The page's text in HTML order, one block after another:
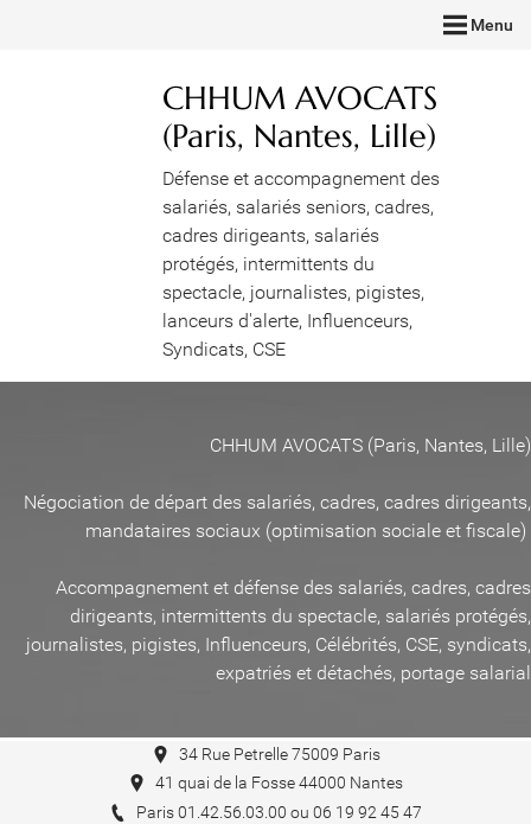
Menu
CHHUM AVOCATS
(Paris, Nantes, Lille)
Défense et accompagnement des
salariés, salariés seniors, cadres,
cadres dirigeants, salariés
protégés, intermittents du
spectacle, journalistes, pigistes,
lanceurs d'alerte, Influenceurs,
Syndicats, CSE
CHHUM AVOCATS (Paris, Nantes, Lille)
Négociation de départ des salariés, cadres, cadres dirigeants,
mandataires sociaux (optimisation sociale et fiscale)
Accompagnement et défense des salariés, cadres, cadres
dirigeants, intermittents du spectacle, salariés protégés,
journalistes, pigistes, Influenceurs, Célébrités, CSE, syndicats,
expatriés et détachés, portage salarial
34 Rue Petrelle 75009 Paris
41 quai de la Fosse 44000 Nantes
Paris 01.42.56.03.00 ou 06 19 92 45 47